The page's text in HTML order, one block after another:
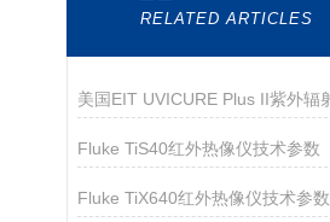
RELATED ARTICLES
Fluke TiS40红外热像仪技术参数
Fluke TiX640红外热像仪技术参数